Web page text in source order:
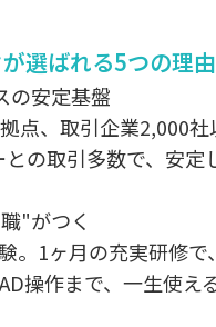
選ばれる5つの理由
の安定基盤
点、取引企業2,000社
の取引多数で、安定
"がつく
。1ヶ月の充実研修で、
操作まで、一生使え